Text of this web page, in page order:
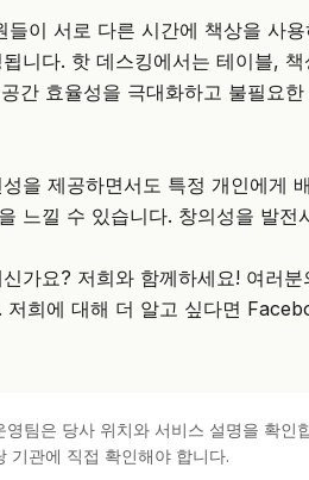
들이 서로 다른 시간에 책상을 사
니다. 핫 데스킹에서는 테이블,
간 효율성을 극대화하고 불필요
을 제공하면서도 특정 개인에게
느낄 수 있습니다. 창의성을 발
가요? 저희와 함께하세요! 여러
희에 대해 더 알고 싶다면
팀은 당사 위치와 서비스 설명을 확인
기관에 직접 확인해야 합니다.